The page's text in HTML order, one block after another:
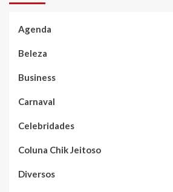
Agenda
Beleza
Business
Carnaval
Celebridades
Coluna Chik Jeitoso
Diversos